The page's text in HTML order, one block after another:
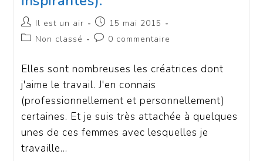
Il est un air
15 mai 2015
Non classé
0 commentaire
Elles sont nombreuses les créatrices dont
j'aime le travail. J'en connais
(professionnellement et personnellement)
certaines. Et je suis très attachée à quelques
unes de ces femmes avec lesquelles je
travaille…